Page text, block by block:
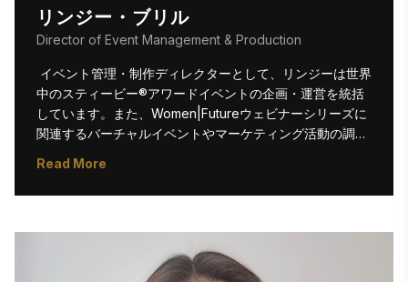
リンジー・ブリル
Director of Event Management & Production
イベント管理・制作ディレクターとして、リンジーは世界
中のスティービー®アワードイベントの企画・運営を統括
しています。また、Women|Futureウェビナーシリーズに
関連するバーチャルイベントやマーケティング活動の調整
レムソン大学で始まり、同大学でマーケティングの理学士
号を取得しました。 過去10年間、ホテル・ホスピタリティ
ロジスティクスとクリエイティブ制作への情熱を育んでき
ました。プライベートでは写真撮影、水辺でのリラクゼー
ション、そして元気いっぱいの子犬ソニーとの遊びを楽し
Read More